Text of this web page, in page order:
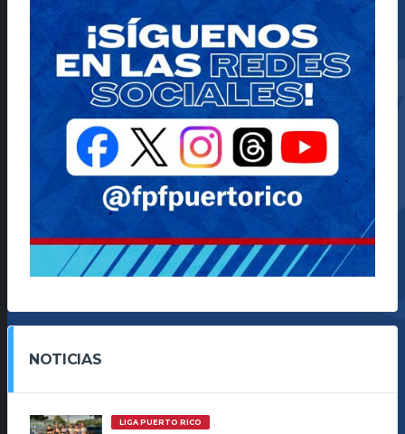
NOTICIAS
LIGA PUERTO RICO